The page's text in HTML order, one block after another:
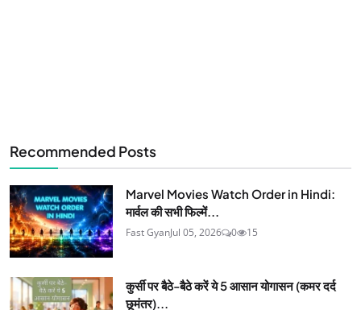
Recommended Posts
Marvel Movies Watch Order in Hindi:
मार्वल की सभी फिल्में...
Fast GyanJul 05, 2026 0 15
कुर्सी पर बैठे-बैठे करें ये 5 आसान योगासन (कमर दर्द
छूमंतर)...